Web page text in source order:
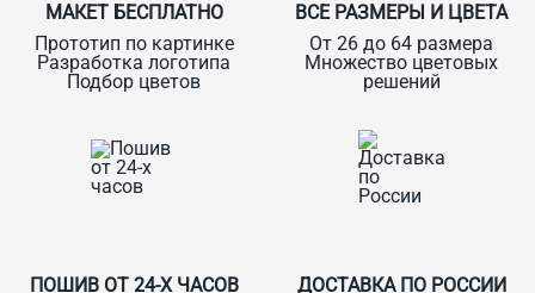
МАКЕТ БЕСПЛАТНО
Прототип по картинке
Разработка логотипа
Подбор цветов
ВСЕ РАЗМЕРЫ И ЦВЕТА
От 26 до 64 размера
Множество цветовых
решений
ПОШИВ ОТ 24-Х ЧАСОВ
ДОСТАВКА ПО РОССИИ